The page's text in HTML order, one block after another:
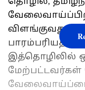
பாரம்பரியத்
இத்தொழிலில்
மேற்பட்டவர்கள்